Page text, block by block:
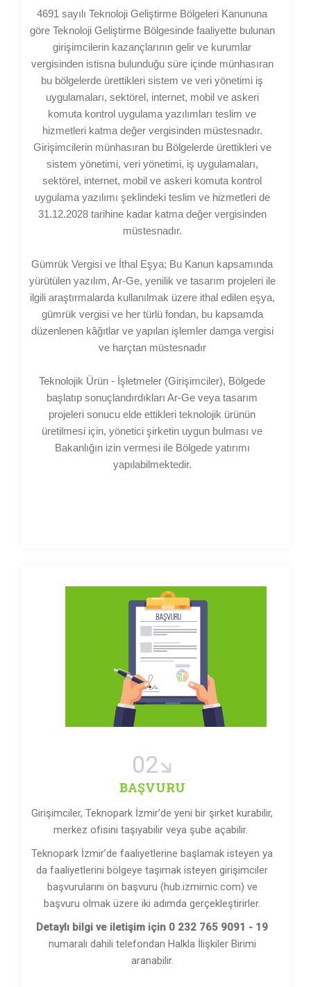
4691 sayılı Teknoloji Geliştirme Bölgeleri Kanununa
göre Teknoloji Geliştirme Bölgesinde faaliyette bulunan
girişimcilerin kazançlarının gelir ve kurumlar
vergisinden istisna bulunduğu süre içinde münhasıran
bu bölgelerde ürettikleri sistem ve veri yönetimi iş
uygulamaları, sektörel, internet, mobil ve askeri
komuta kontrol uygulama yazılımları teslim ve
hizmetleri katma değer vergisinden müstesnadır.
Girişimcilerin münhasıran bu Bölgelerde ürettikleri ve
sistem yönetimi, veri yönetimi, iş uygulamaları,
sektörel, internet, mobil ve askeri komuta kontrol
uygulama yazılımı şeklindeki teslim ve hizmetleri de
31.12.2028 tarihine kadar katma değer vergisinden
müstesnadır.
Gümrük Vergisi ve İthal Eşya; Bu Kanun kapsamında
yürütülen yazılım, Ar-Ge, yenilik ve tasarım projeleri ile
ilgili araştırmalarda kullanılmak üzere ithal edilen eşya,
gümrük vergisi ve her türlü fondan, bu kapsamda
düzenlenen kâğıtlar ve yapılan işlemler damga vergisi
ve harçtan müstesnadır
Teknolojik Ürün - İşletmeler (Girişimciler), Bölgede
başlatıp sonuçlandırdıkları Ar-Ge veya tasarım
projeleri sonucu elde ettikleri teknolojik ürünün
üretilmesi için, yönetici şirketin uygun bulması ve
Bakanlığın izin vermesi ile Bölgede yatırımı
yapılabilmektedir.
02
BAŞVURU
Girişimciler, Teknopark İzmir’de yeni bir şirket kurabilir,
merkez ofisini taşıyabilir veya şube açabilir.
Teknopark İzmir’de faaliyetlerine başlamak isteyen ya
da faaliyetlerini bölgeye taşımak isteyen girişimciler
başvurularını ön başvuru (hub.izmirnic.com) ve
başvuru olmak üzere iki adımda gerçekleştirirler.
Detaylı bilgi ve iletişim için 0 232 765 9091 - 19
numaralı dahili telefondan Halkla İlişkiler Birimi
aranabilir.